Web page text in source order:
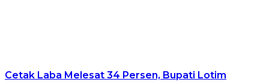
Cetak Laba Melesat 34 Persen, Bupati Lotim